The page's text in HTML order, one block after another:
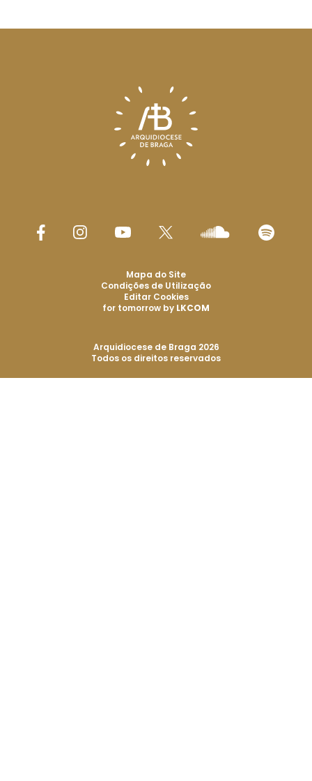
Arquidiocese de Braga 2026
Todos os direitos reservados
Mapa do Site
Condições de Utilização
Editar Cookies
for tomorrow by LKCOM